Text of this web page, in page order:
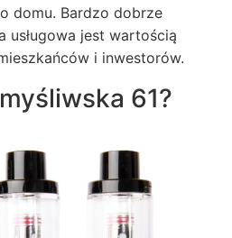
domu. Bardzo dobrze
usługowa jest wartością
i inwestorów.
61?